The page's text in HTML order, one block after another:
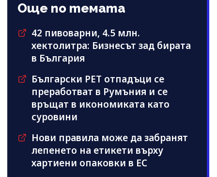
Още по темата
42 пивоварни, 4.5 млн.
хектолитра: Бизнесът зад бирата
в България
Български PET отпадъци се
преработват в Румъния и се
връщат в икономиката като
суровини
Нови правила може да забранят
лепенето на етикети върху
хартиени опаковки в ЕС